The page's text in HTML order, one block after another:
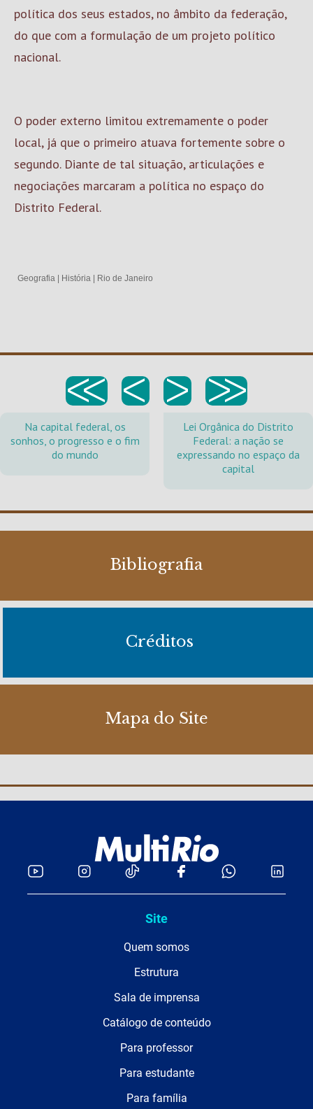
política dos seus estados, no âmbito da federação,
do que com a formulação de um projeto político
nacional.
O poder externo limitou extremamente o poder
local, já que o primeiro atuava fortemente sobre o
segundo. Diante de tal situação, articulações e
negociações marcaram a política no espaço do
Distrito Federal.
Geografia História Rio de Janeiro
<< < > >>
Na capital federal, os
sonhos, o progresso e o fim
do mundo
Lei Orgânica do Distrito
Federal: a nação se
expressando no espaço da
capital
Bibliografia
Créditos
Mapa do Site
Site
Quem somos
Estrutura
Sala de imprensa
Catálogo de conteúdo
Para professor
Para estudante
Para família